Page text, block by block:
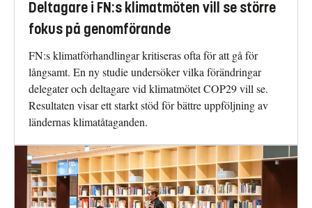
Deltagare i FN:s klimatmöten vill se större
fokus på genomförande
FN:s klimatförhandlingar kritiseras ofta för att gå för
långsamt. En ny studie undersöker vilka förändringar
delegater och deltagare vid klimatmötet COP29 vill se.
Resultaten visar ett starkt stöd för bättre uppföljning av
ländernas klimatåtaganden.